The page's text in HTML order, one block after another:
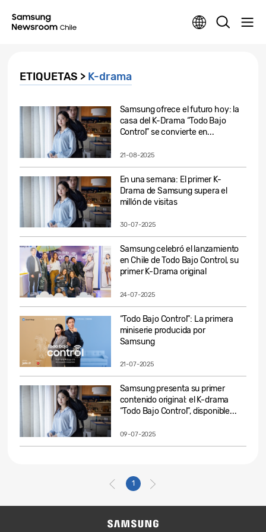
ETIQUETAS > K-drama
Samsung ofrece el futuro hoy: la
casa del K-Drama “Todo Bajo
Control” se convierte en...
21-08-2025
En una semana: El primer K-
Drama de Samsung supera el
millón de visitas
30-07-2025
Samsung celebró el lanzamiento
en Chile de Todo Bajo Control, su
primer K-Drama original
24-07-2025
“Todo Bajo Control”: La primera
miniserie producida por
Samsung
21-07-2025
Samsung presenta su primer
contenido original: el K-drama
“Todo Bajo Control”, disponible...
09-07-2025
1